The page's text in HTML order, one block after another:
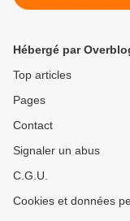
Normands" le
Hébergé par
Top articles
Pages
Contact
Signaler un abus
C.G.U.
Cookies et données